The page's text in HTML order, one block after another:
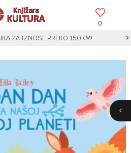
0
ZA IZNOSE PREKO 150KM!